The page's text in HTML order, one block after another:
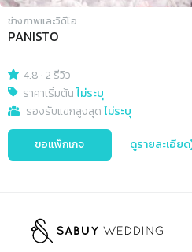
ช่างภาพและวิดีโอ
PANISTO
4.8 ·2 รีวิว
ราคาเริ่มต้นไม่ระบุ
รองรับแขกสูงสุดไม่ระบุ
ขอแพ็กเกจ ดูรายละเอียด